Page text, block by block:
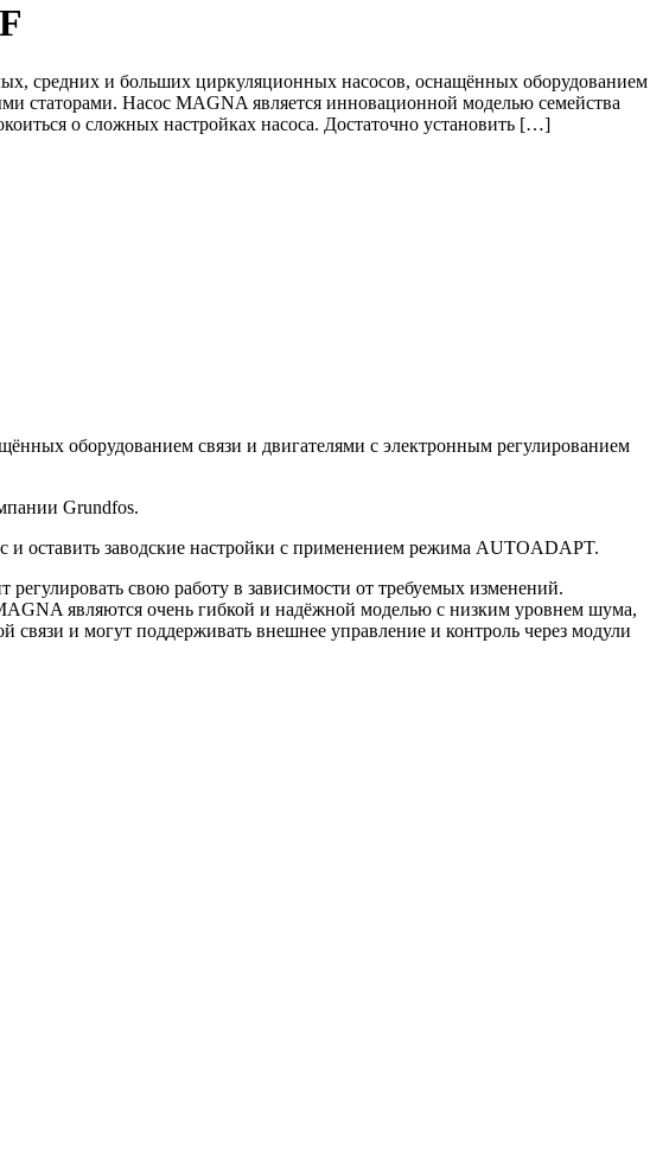
средних и больших циркуляционных насосов, оснащённых оборудованием
статорами. Насос MAGNA является инновационной моделью семейства
о сложных настройках насоса. Достаточно установить […]
оборудованием связи и двигателями с электронным регулированием
Grundfos.
и оставить заводские настройки с применением режима AUTOADAPT.
свою работу в зависимости от требуемых изменений.
являются очень гибкой и надёжной моделью с низким уровнем шума,
и могут поддерживать внешнее управление и контроль через модули